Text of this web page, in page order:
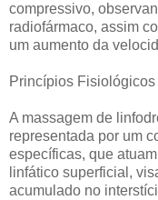
compressivo,
radiofármaco, assim
um aumento da
Princípios Fisiológicos
A massagem de
representada por um
específicas, que
linfático superficial,
acumulado no